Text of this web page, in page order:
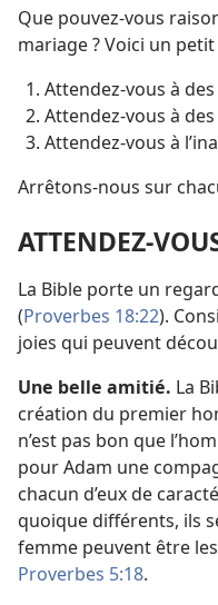
Que pouvez-​vous
mariage ? Voici un
Attendez-​vous à
Attendez-​vous à
Attendez-​vous à
Arrêtons-​nous sur
ATTENDEZ-​
La Bible porte un
(Proverbes 18:22).
joies qui peuvent
Une belle amitié. La
création du premier
n’est pas bon que
pour Adam une
chacun d’eux de
quoique différents, ils
femme peuvent être
Proverbes 5:18.